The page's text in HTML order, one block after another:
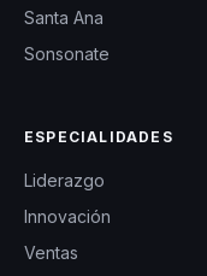
Santa Ana
Sonsonate
ESPECIALIDADES
Liderazgo
Innovación
Ventas